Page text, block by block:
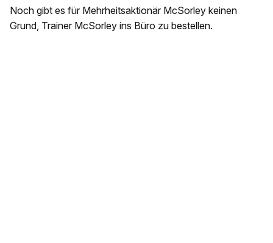
Noch gibt es für Mehrheitsaktionär McSorley keinen
Grund, Trainer McSorley ins Büro zu bestellen.